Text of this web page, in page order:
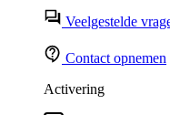
Veelgestelde
Contact opnemen
Activering